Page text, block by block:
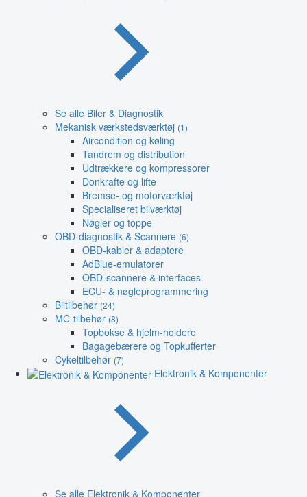
Se alle Biler & Diagnostik
Mekanisk værkstedsværktøj (1)
Aircondition og køling
Tandrem og distribution
Udtrækkere og kompressorer
Donkrafte og lifte
Bremse- og motorværktøj
Specialiseret bilværktøj
Nøgler og toppe
OBD-diagnostik & Scannere (6)
OBD-kabler & adaptere
AdBlue-emulatorer
OBD-scannere & interfaces
ECU- & nøgleprogrammering
Biltilbehør (24)
MC-tilbehør (8)
Topbokse & hjelm-holdere
Bagagebærere og Topkufferter
Cykeltilbehør (7)
Elektronik & Komponenter
Se alle Elektronik & Komponenter